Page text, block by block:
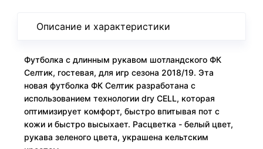
Описание и характеристики
Футболка с длинным рукавом шотландского ФК
Селтик, гостевая, для игр сезона 2018/19. Эта
новая футболка ФК Селтик разработана с
использованием технологии dry CELL, которая
оптимизирует комфорт, быстро впитывая пот с
кожи и быстро высыхает. Расцветка - белый цвет,
рукава зеленого цвета, украшена кельтским